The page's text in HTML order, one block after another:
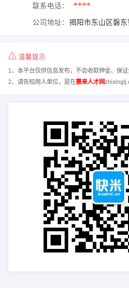
联系电话： ****
公司地址： 揭阳市东山区磐
温馨提示
1、本平台仅供信息发布，不会收取押金、保证
2、请告知用人单位，是在惠来人才网